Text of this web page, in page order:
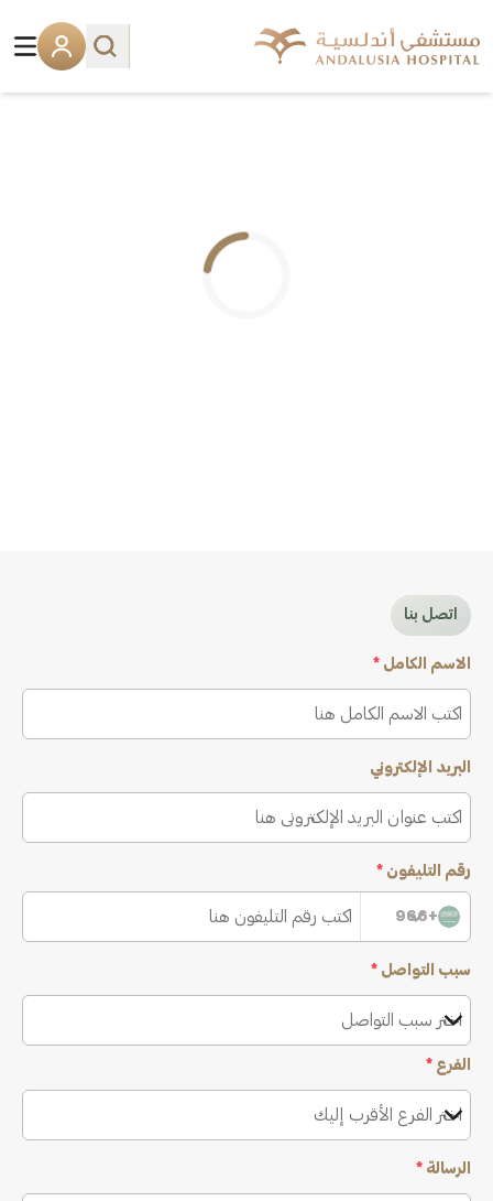
اتصل بنا
الاسم الكامل *
البريد الإلكتروني
رقم التليفون *
+966
سبب التواصل *
اختر سبب التواصل
الفرع *
اختر الفرع الأقرب إليك
الرسالة *